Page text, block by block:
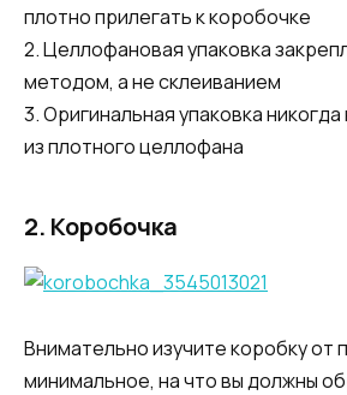
плотно прилегать к коробочке
2. Целлофановая упаковка
методом, а не склеиванием
3. Оригинальная упаковка
из плотного целлофана
2. Коробочка
Внимательно изучите коробку
минимальное, на что вы должны